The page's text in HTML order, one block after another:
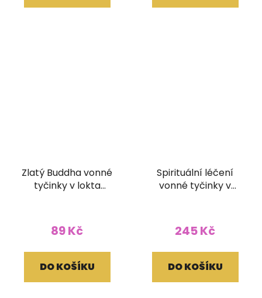
Zlatý Buddha vonné
tyčinky v lokta
89 Kč
DO KOŠÍKU
Spirituální léčení
vonné tyčinky v
245 Kč
DO KOŠÍKU